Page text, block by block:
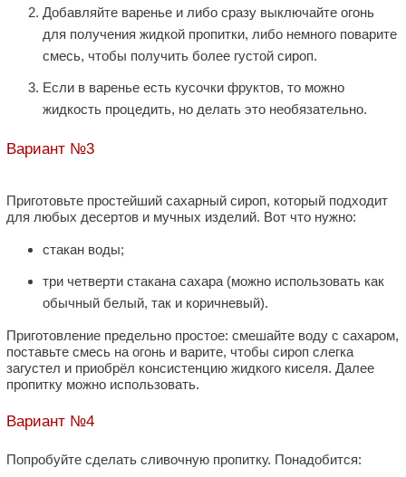
Добавляйте варенье и либо сразу выключайте огонь
для получения жидкой пропитки, либо немного поварите
смесь, чтобы получить более густой сироп.
Если в варенье есть кусочки фруктов, то можно
жидкость процедить, но делать это необязательно.
Вариант №3
Приготовьте простейший сахарный сироп, который подходит
для любых десертов и мучных изделий. Вот что нужно:
стакан воды;
три четверти стакана сахара (можно использовать как
обычный белый, так и коричневый).
Приготовление предельно простое: смешайте воду с сахаром,
поставьте смесь на огонь и варите, чтобы сироп слегка
загустел и приобрёл консистенцию жидкого киселя. Далее
пропитку можно использовать.
Вариант №4
Попробуйте сделать сливочную пропитку. Понадобится: